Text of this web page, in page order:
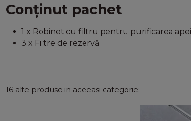
Conținut pachet
1 x Robinet cu filtru pentru purificarea apei
3 x Filtre de rezervă
16 alte produse in aceeasi categorie: